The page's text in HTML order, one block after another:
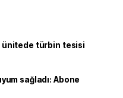
ünitede türbin tesisi
sağladı: Abone